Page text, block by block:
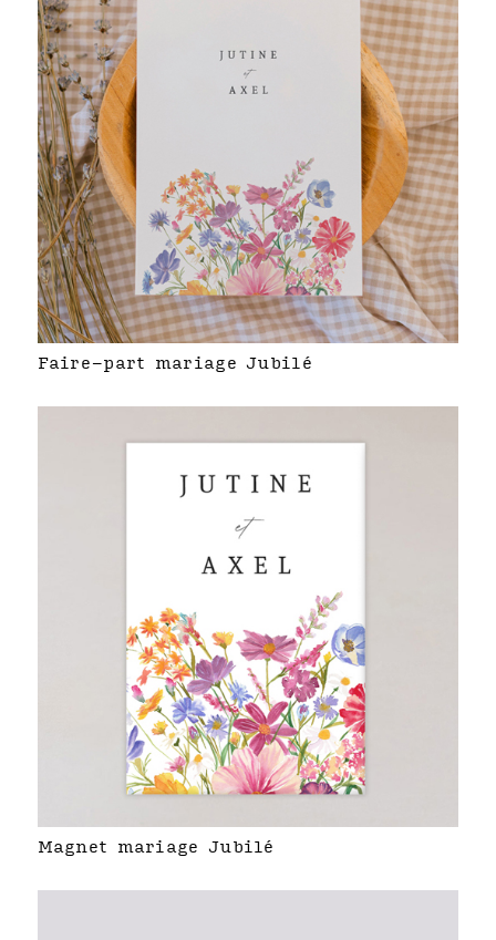
Faire-part mariage Jubilé
Magnet mariage Jubilé